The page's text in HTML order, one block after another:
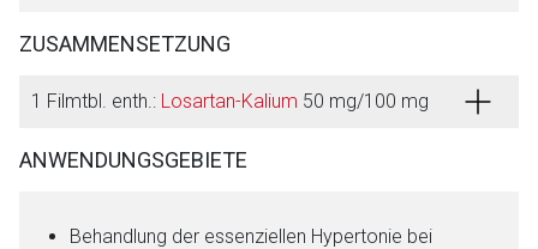
ZUSAMMENSETZUNG
1 Filmtbl. enth.: Losartan-Kalium 50 mg/100 mg
ANWENDUNGSGEBIETE
Behandlung der essenziellen Hypertonie bei